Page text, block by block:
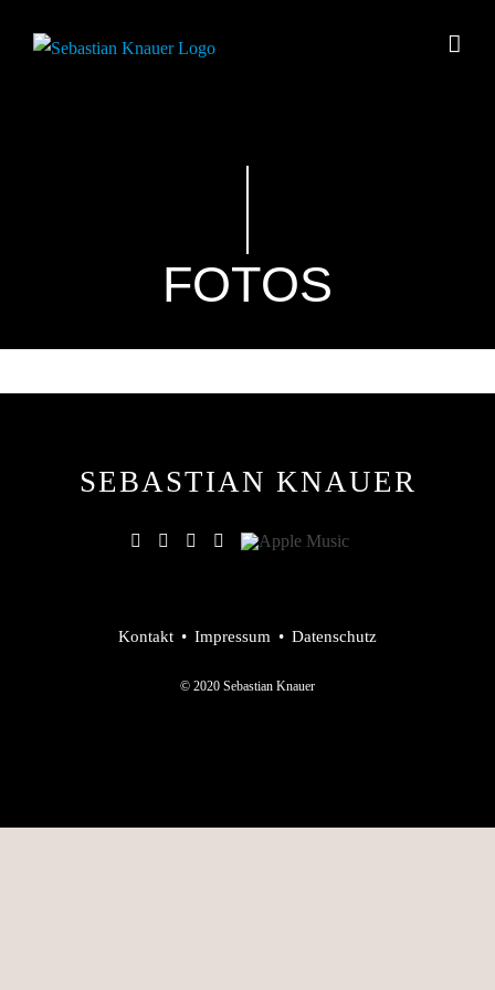
Inhalt
FOTOS
SEBASTIAN KNAUER
Kontakt Impressum Datenschutz
© 2020 Sebastian Knauer